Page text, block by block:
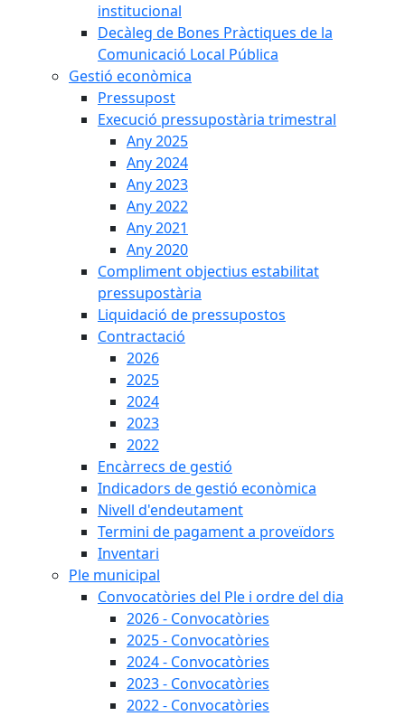
institucional
Decàleg de Bones Pràctiques de la
Comunicació Local Pública
Gestió econòmica
Pressupost
Execució pressupostària trimestral
Any 2025
Any 2024
Any 2023
Any 2022
Any 2021
Any 2020
Compliment objectius estabilitat
pressupostària
Liquidació de pressupostos
Contractació
2026
2025
2024
2023
2022
Encàrrecs de gestió
Indicadors de gestió econòmica
Nivell d'endeutament
Termini de pagament a proveïdors
Inventari
Ple municipal
Convocatòries del Ple i ordre del dia
2026 - Convocatòries
2025 - Convocatòries
2024 - Convocatòries
2023 - Convocatòries
2022 - Convocatòries